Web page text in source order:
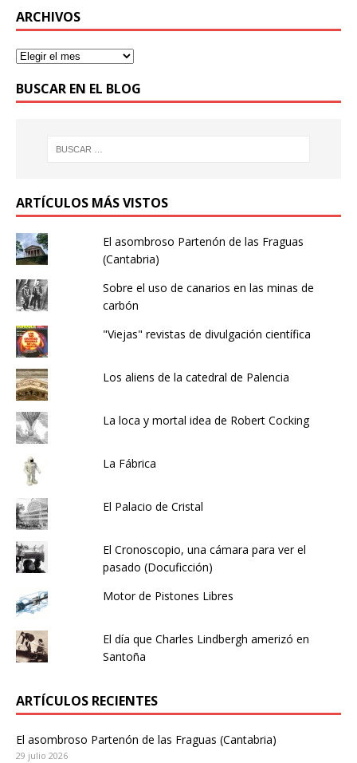
ARCHIVOS
BUSCAR EN EL BLOG
ARTÍCULOS MÁS VISTOS
El asombroso Partenón de las Fraguas
(Cantabria)
Sobre el uso de canarios en las minas de
carbón
"Viejas" revistas de divulgación científica
Los aliens de la catedral de Palencia
La loca y mortal idea de Robert Cocking
La Fábrica
El Palacio de Cristal
El Cronoscopio, una cámara para ver el
pasado (Docuficción)
Motor de Pistones Libres
El día que Charles Lindbergh amerizó en
Santoña
ARTÍCULOS RECIENTES
El asombroso Partenón de las Fraguas (Cantabria)
29 julio 2026